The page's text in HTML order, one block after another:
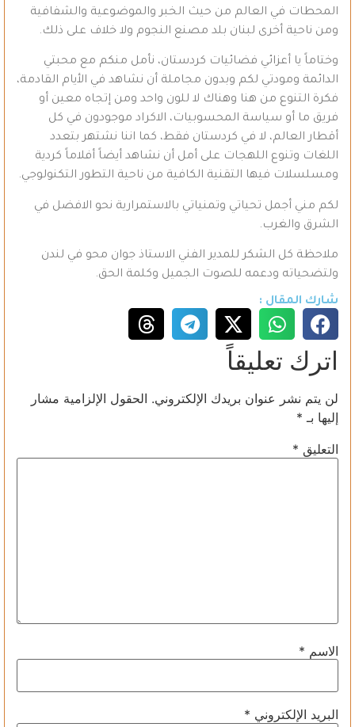
المحطات في العالم من حيث الخبر والموضوعية والشفافية
ومن ناحية أخرى لبنان بلد مصنع النجوم ولا خلاف على ذلك.
وختاماً يا أعزائي فضائيات كردستان، نأمل منكم مع محبتي
الدائمة ومودتي لكم وبدون مجاملة أن نشاهد في الأيام القادمة،
فكرة التنوع من هنا وهناك لا للون واحد ومن إتجاه معين أو
فريق ما أو سياسة المحسوبيات، الاكراد موجودون في كل
أقطار العالم، لا في كردستان فقط، كما اننا نشتهر بتعدد
اللغات وتنوع اللهجات على أمل أن نشاهد أيضاً أفلاماً كردية
ومسلسلات فيها التقنية الكافية من ناحية التطور التكنولوجي.
لكم مني أجمل تحياتي وتمنياتي بالاستمرارية نحو الافضل في
الشرق والغرب.
ملاحظة كل الشكر للمدير الفني الاستاذ جوان محو في لندن
ولتضحياته ودعمه للصوت الجميل وكلمة الحق.
شارك المقال :
اترك تعليقاً
لن يتم نشر عنوان بريدك الإلكتروني. الحقول الإلزامية مشار
إليها بـ *
التعليق *
الاسم *
البريد الإلكتروني *